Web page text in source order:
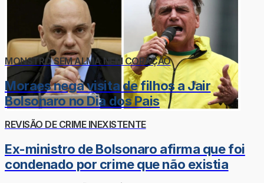
MONSTRO SEM ALMA NEM CORAÇÃO
Moraes nega visita de filhos a Jair
Bolsonaro no Dia dos Pais
REVISÃO DE CRIME INEXISTENTE
Ex-ministro de Bolsonaro afirma que foi
condenado por crime que não existia